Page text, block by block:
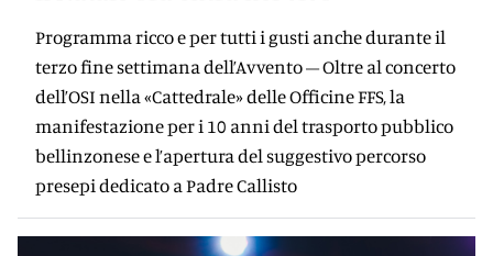
Programma ricco e per tutti i gusti anche durante il
terzo fine settimana dell’Avvento – Oltre al concerto
dell’OSI nella «Cattedrale» delle Officine FFS, la
manifestazione per i 10 anni del trasporto pubblico
bellinzonese e l’apertura del suggestivo percorso
presepi dedicato a Padre Callisto